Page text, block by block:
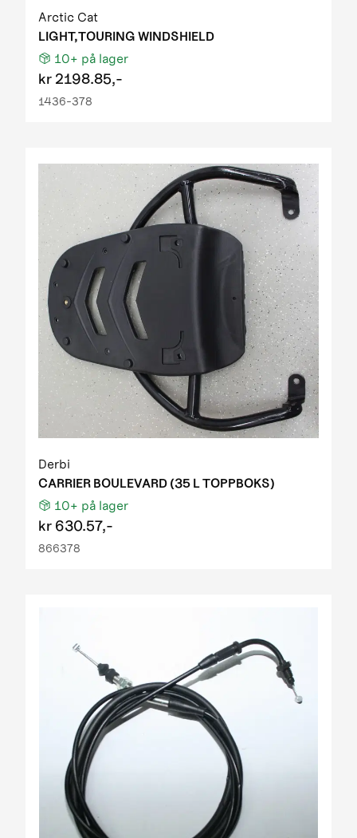
Arctic Cat
LIGHT,TOURING WINDSHIELD
10+ på lager
kr 2198.85,-
1436-378
Derbi
CARRIER BOULEVARD (35 L TOPPBOKS)
10+ på lager
kr 630.57,-
866378